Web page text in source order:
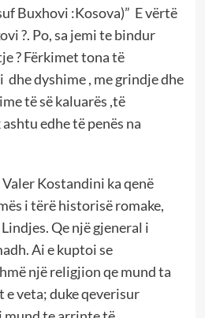
Buxhovi :Kosova)” E vërtë
?. Po, sa jemi te bindur
? Fërkimet tona të
dyshime , me grindje dhe
të së kaluarës ,të
edhe të penës na
Valer Kostandini ka qenë
i tërë historisë romake,
Qe një gjeneral i
Ai e kuptoi se
një religjion qe mund ta
veta; duke qeverisur